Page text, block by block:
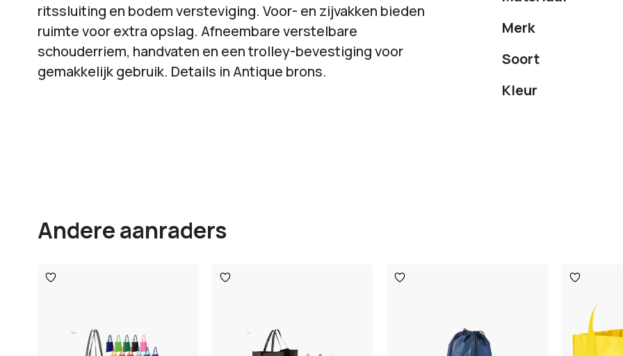
ritssluiting en bodem versteviging. Voor- en zijvakken bieden
ruimte voor extra opslag. Afneembare verstelbare
schouderriem, handvaten en een trolley-bevestiging voor
gemakkelijk gebruik. Details in Antique brons.
Merk
Soort
Kleur
Andere aanraders
Toevoegen
aan
Toevoegen
aan
Toevoegen
aan aan
verlanglijst